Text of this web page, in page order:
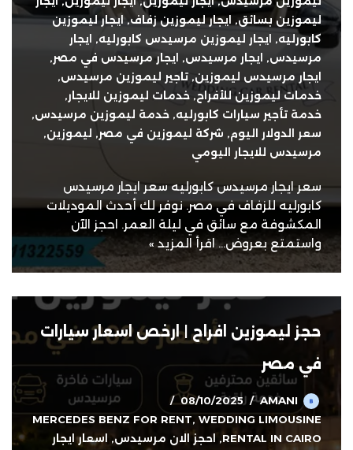
ليموزين بسائق, ايجار ليموزين زفاف, ايجار ليموزين
كابورليه, ايجار ليموزين مرسيدس كابورليه,
ايجار
مرسيدس, ايجار مرسيدس, ايجار مرسيدس في مصر,
ايجار مرسيدس ليموزين, تاجير ليموزين مرسيدس,
خدمات ليموزين للأفراح, خدمات ليموزين للايجار,
خدمة تأجير سيارات كابورليه, خدمة ليموزين مرسيدس,
سعر الدولار اليوم, شركة ليموزين في مصر, ليموزين,
مرسيدس للايجار اليومي
سعر ايجار مرسيدس كابورليه سعر ايجار مرسيدس
كابورليه للزفاف في مصر. نوفر لك أحدث الموديلات
المكشوفة مع سائق في ليلة العمر. احجز الآن
واستمتع بعروض…اقرأ المزيد »
حجز ليموزين افراح | ارخص اسعار سيارات
في مصر
AMANI
08/10/2025
MERCEDES BENZ FOR RENT, WEDDING LIMOUSINE
RENTAL IN CAIRO
, احجز الان مرسيدس,
اسعار ايجار